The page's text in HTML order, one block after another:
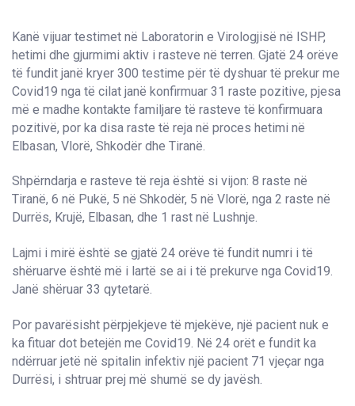
Kanë vijuar testimet në Laboratorin e Virologjisë në ISHP,
hetimi dhe gjurmimi aktiv i rasteve në terren. Gjatë 24 orëve
të fundit janë kryer 300 testime për të dyshuar të prekur me
Covid19 nga të cilat janë konfirmuar 31 raste pozitive, pjesa
më e madhe kontakte familjare të rasteve të konfirmuara
pozitivë, por ka disa raste të reja në proces hetimi në
Elbasan, Vlorë, Shkodër dhe Tiranë.
Shpërndarja e rasteve të reja është si vijon: 8 raste në
Tiranë, 6 në Pukë, 5 në Shkodër, 5 në Vlorë, nga 2 raste në
Durrës, Krujë, Elbasan, dhe 1 rast në Lushnje.
Lajmi i mirë është se gjatë 24 orëve të fundit numri i të
shëruarve është më i lartë se ai i të prekurve nga Covid19.
Janë shëruar 33 qytetarë.
Por pavarësisht përpjekjeve të mjekëve, një pacient nuk e
ka fituar dot betejën me Covid19. Në 24 orët e fundit ka
ndërruar jetë në spitalin infektiv një pacient 71 vjeçar nga
Durrësi, i shtruar prej më shumë se dy javësh.